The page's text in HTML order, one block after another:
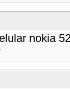
nokia